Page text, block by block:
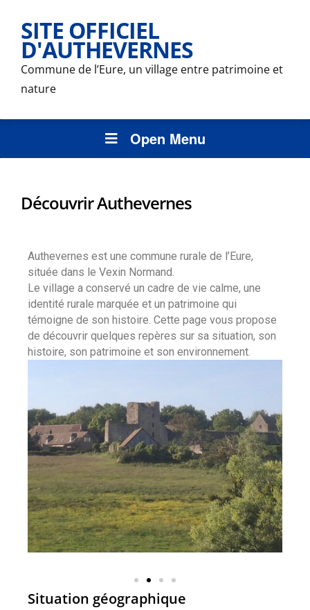
SITE OFFICIEL
D'AUTHEVERNES
Commune de l’Eure, un village entre patrimoine et
nature
Open Menu
Découvrir Authevernes
Authevernes est une commune rurale de l’Eure,
située dans le Vexin Normand.
Le village a conservé un cadre de vie calme, une
identité rurale marquée et un patrimoine qui
témoigne de son histoire. Cette page vous propose
de découvrir quelques repères sur sa situation, son
histoire, son patrimoine et son environnement.
Situation géographique